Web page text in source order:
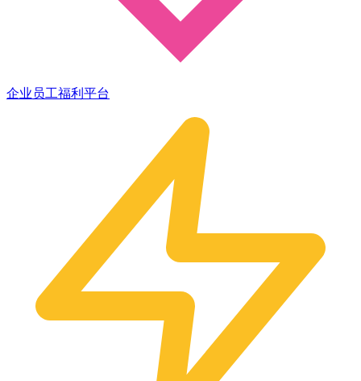
企业员工福利平台